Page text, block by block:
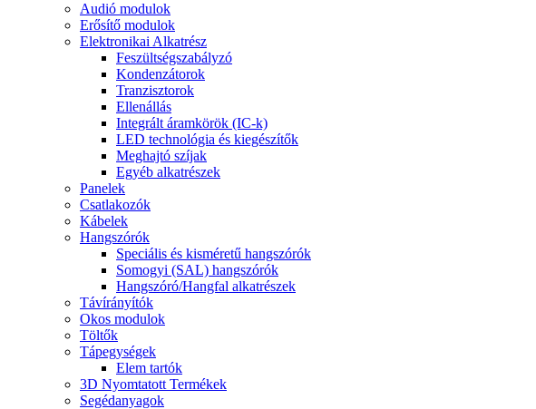
Audió modulok
Erősítő modulok
Elektronikai Alkatrész
Feszültségszabályzó
Kondenzátorok
Tranzisztorok
Ellenállás
Integrált áramkörök (IC-k)
LED technológia és kiegészítők
Meghajtó szíjak
Egyéb alkatrészek
Panelek
Csatlakozók
Kábelek
Hangszórók
Speciális és kisméretű hangszórók
Somogyi (SAL) hangszórók
Hangszóró/Hangfal alkatrészek
Távírányítók
Okos modulok
Töltők
Tápegységek
Elem tartók
3D Nyomtatott Termékek
Segédanyagok